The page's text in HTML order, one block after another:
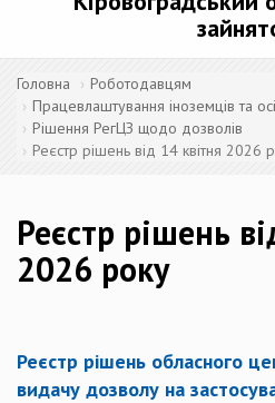
Головна
Роботодавцям
Працевлаштування іноземців та
Рішення РегЦЗ щодо дозволів
Реєстр рішень від 14 квітня 2026
Реєстр рішень
2026 року
Реєстр рішень обласного
видачу дозволу на